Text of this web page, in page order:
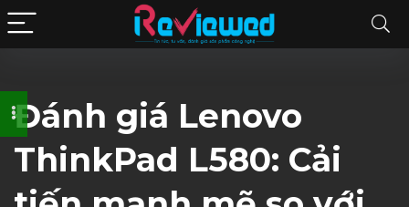
Đánh giá Lenovo
ThinkPad L580: Cải